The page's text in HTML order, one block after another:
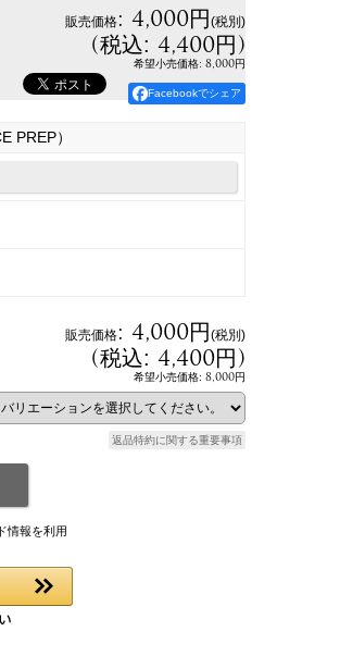
販売価格: 4,000円(税別)
(税込: 4,400円)
希望小売価格: 8,000円
Facebookでシェア
PREP）
販売価格: 4,000円(税別)
(税込: 4,400円)
希望小売価格: 8,000円
返品特約に関する重要事項
情報を利用